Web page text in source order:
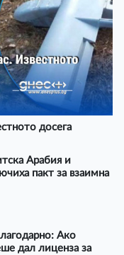
досега
Арабия и
пакт за взаимна
Ако
дал лиценза за